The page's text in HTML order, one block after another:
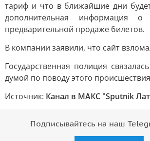
тариф и что в ближайшие дни
дополнительная информация
предварительной продаже билетов.
В компании заявили, что сайт
Государственная полиция
думой по поводу этого
Источник: Канал в МАКС "Sputnik
Подписывайтесь на наш